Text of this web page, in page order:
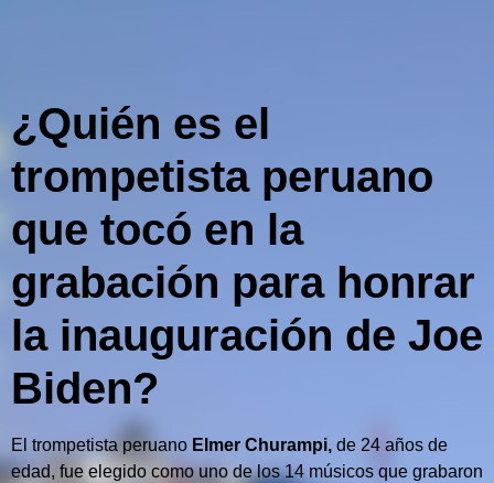
¿Quién es el
trompetista peruano
que tocó en la
grabación para honrar
la inauguración de Joe
Biden?
El trompetista peruano Elmer Churampi, de 24 años de
edad, fue elegido como uno de los 14 músicos que grabaron